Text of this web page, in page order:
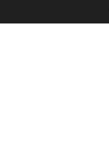
al